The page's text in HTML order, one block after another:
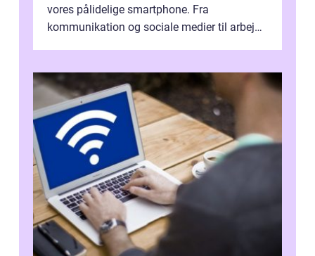
vores pålidelige smartphone. Fra
kommunikation og sociale medier til arbejde